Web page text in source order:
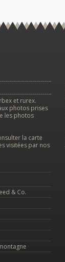
et rurex.
photos prises
les photos
la carte
visitées par nos
& Co.